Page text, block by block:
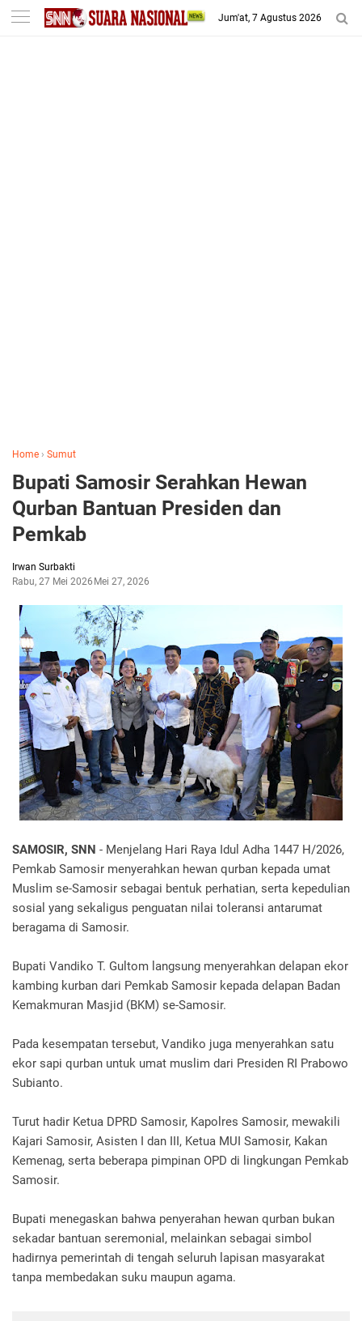
-->
Jum'at, 7 Agustus 2026
Home › Sumut
Bupati Samosir Serahkan Hewan
Qurban Bantuan Presiden dan
Pemkab
Irwan Surbakti
Rabu, 27 Mei 2026 Mei 27, 2026
SAMOSIR, SNN - Menjelang Hari Raya Idul Adha 1447 H/2026,
Pemkab Samosir menyerahkan hewan qurban kepada umat
Muslim se-Samosir sebagai bentuk perhatian, serta kepedulian
sosial yang sekaligus penguatan nilai toleransi antarumat
beragama di Samosir.
Bupati Vandiko T. Gultom langsung menyerahkan delapan ekor
kambing kurban dari Pemkab Samosir kepada delapan Badan
Kemakmuran Masjid (BKM) se-Samosir.
Pada kesempatan tersebut, Vandiko juga menyerahkan satu
ekor sapi qurban untuk umat muslim dari Presiden RI Prabowo
Subianto.
Turut hadir Ketua DPRD Samosir, Kapolres Samosir, mewakili
Kajari Samosir, Asisten I dan III, Ketua MUI Samosir, Kakan
Kemenag, serta beberapa pimpinan OPD di lingkungan Pemkab
Samosir.
Bupati menegaskan bahwa penyerahan hewan qurban bukan
sekadar bantuan seremonial, melainkan sebagai simbol
hadirnya pemerintah di tengah seluruh lapisan masyarakat
tanpa membedakan suku maupun agama.